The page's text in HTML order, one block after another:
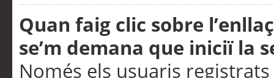
Quan faig clic sobre
se’m demana que iniciï la
Només els usuaris